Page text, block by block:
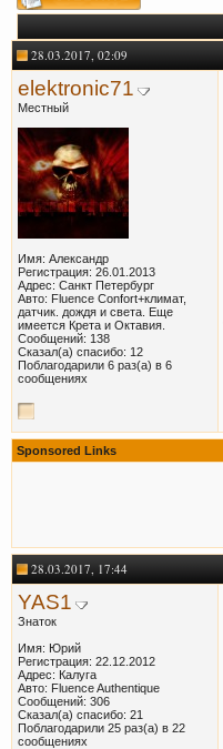
28.03.2017, 02:09
elektronic71
Местный
Имя: Александр
Регистрация: 26.01.2013
Адрес: Санкт Петербург
Авто: Fluence Confort+климат,
датчик. дождя и света. Еще
имеется Крета и Октавия.
Сообщений: 138
Сказал(а) спасибо: 12
Поблагодарили 6 раз(а) в 6
сообщениях
Sponsored Links
28.03.2017, 17:44
YAS1
Знаток
Имя: Юрий
Регистрация: 22.12.2012
Адрес: Калуга
Авто: Fluence Authentique
Сообщений: 306
Сказал(а) спасибо: 21
Поблагодарили 25 раз(а) в 22
сообщениях